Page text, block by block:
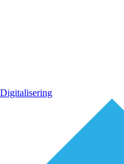
Digitalisering